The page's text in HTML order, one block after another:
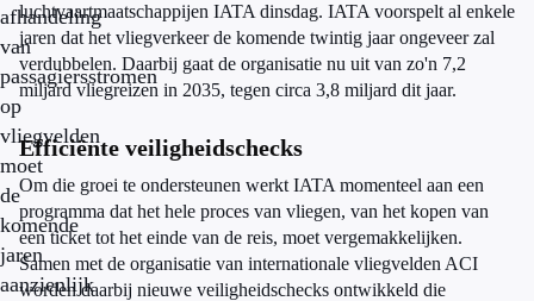
afhandeling
van
passagiersstromen
op
vliegvelden
moet
de
komende
jaren
aanzienlijk
luchtvaartmaatschappijen IATA dinsdag. IATA voorspelt al enkele
jaren dat het vliegverkeer de komende twintig jaar ongeveer zal
verdubbelen. Daarbij gaat de organisatie nu uit van zo'n 7,2
miljard vliegreizen in 2035, tegen circa 3,8 miljard dit jaar.
Efficiënte veiligheidschecks
Om die groei te ondersteunen werkt IATA momenteel aan een
programma dat het hele proces van vliegen, van het kopen van
een ticket tot het einde van de reis, moet vergemakkelijken.
Samen met de organisatie van internationale vliegvelden ACI
worden daarbij nieuwe veiligheidschecks ontwikkeld die